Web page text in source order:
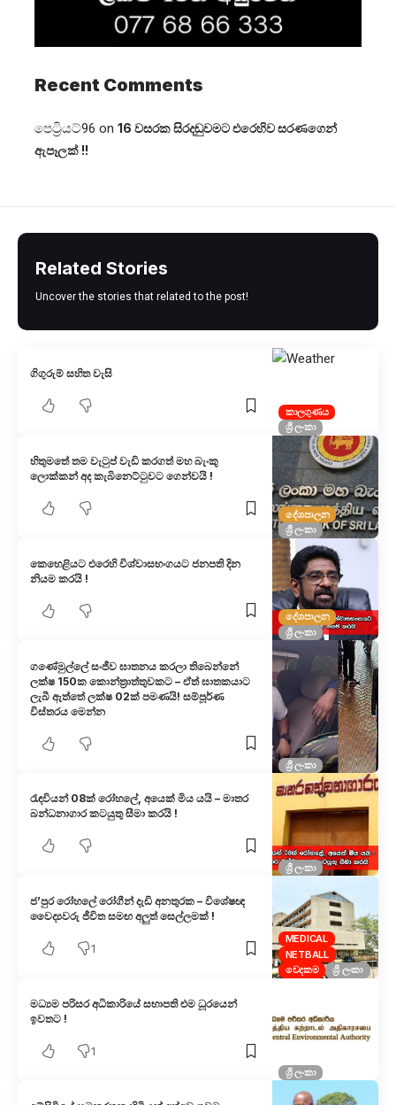
Recent Comments
පෙට්‍රියට්96 on 16 වසරක සිරදඬුවමට එරෙහිව සරණගෙන්
ඇපෑලක් !!
Related Stories
Uncover the stories that related to the post!
කාලගුණය
ශ්‍රී ලංකා
ගිගුරුම් සහිත වැසි
දේශපාලන
ශ්‍රී ලංකා
හිතුමතේ තම වැටුප් වැඩි කරගත් මහ බැංකු
ලොක්කන් අද කැබිනෙට්ටුවට ගෙන්වයි !
දේශපාලන
ශ්‍රී ලංකා
කෙහෙළියට එරෙහි විශ්වාසභංගයට ජනපති දින
නියම කරයි !
ශ්‍රී ලංකා
ගණේමුල්ලේ සංජීව ඝාතනය කරලා තිබෙන්නේ
ලක්ෂ 150ක කොන්ත්‍රාත්තුවකට – ඒත් ඝාතකයාට
ලැබී ඇත්තේ ලක්ෂ 02ක් පමණයි! සම්පූර්ණ
විස්තරය මෙන්න
ශ්‍රී ලංකා
රැඳවියන් 08ක් රෝහලේ, අයෙක් මිය යයි – මාතර
බන්ධනාගාර කටයුතු සීමා කරයි !
MEDICAL
NETBALL
වෙදකම
ශ්‍රී ලංකා
ජ’පුර රෝහලේ රෝගීන් දැඩි අනතුරක – විශේෂඥ
වෛද්‍යවරු ජීවිත සමඟ අලුත් සෙල්ලමක් !
1
ශ්‍රී ලංකා
මධ්‍යම පරිසර අධිකාරියේ සභාපති එම ධූරයෙන්
ඉවතට !
1